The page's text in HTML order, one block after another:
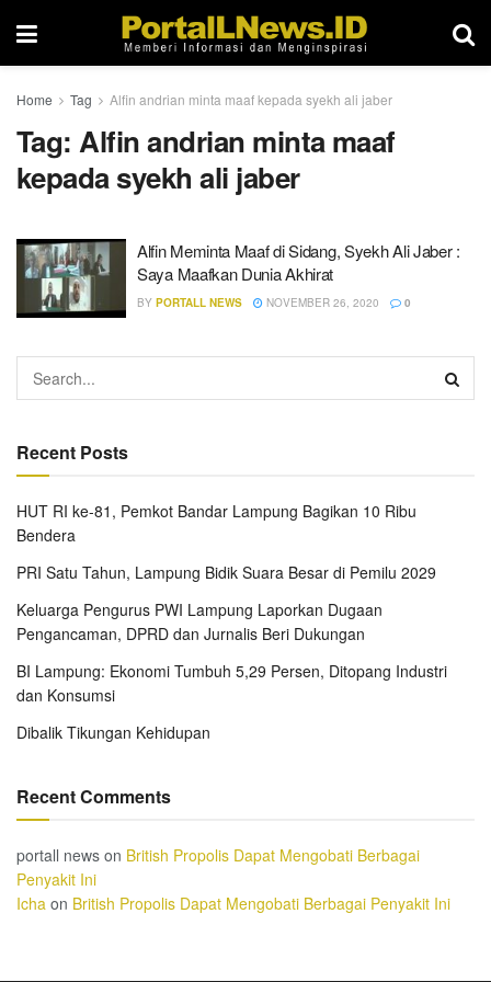
Home Tag Alfin andrian minta maaf kepada syekh ali jaber
Tag:Alfin andrian minta maaf
kepada syekh ali jaber
Alfin Meminta Maaf di Sidang, Syekh Ali Jaber :
Saya Maafkan Dunia Akhirat
BY PORTALL NEWS NOVEMBER 26, 2020 0
Recent Posts
HUT RI ke-81, Pemkot Bandar Lampung Bagikan 10 Ribu
Bendera
PRI Satu Tahun, Lampung Bidik Suara Besar di Pemilu 2029
Keluarga Pengurus PWI Lampung Laporkan Dugaan
Pengancaman, DPRD dan Jurnalis Beri Dukungan
BI Lampung: Ekonomi Tumbuh 5,29 Persen, Ditopang Industri
dan Konsumsi
Dibalik Tikungan Kehidupan
Recent Comments
portall news on British Propolis Dapat Mengobati Berbagai
Penyakit Ini
Icha on British Propolis Dapat Mengobati Berbagai Penyakit Ini